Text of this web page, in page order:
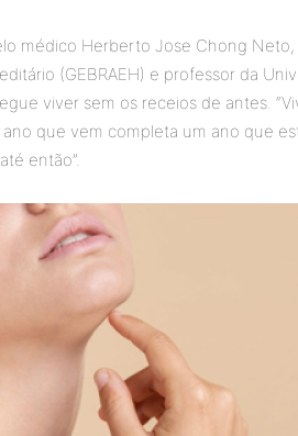
médico Herberto Jose Chong
(GEBRAEH) e professor da
viver sem os receios de antes.
ano que vem completa um ano que
então”.